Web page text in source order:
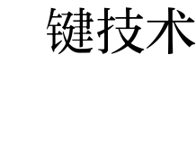
键技